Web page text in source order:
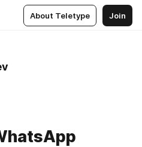
About Teletype Join